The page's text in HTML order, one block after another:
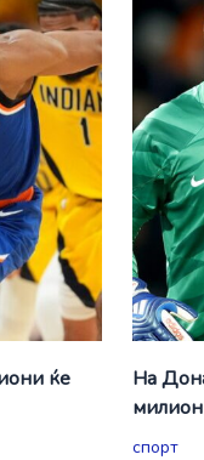
ќе
На
спорт